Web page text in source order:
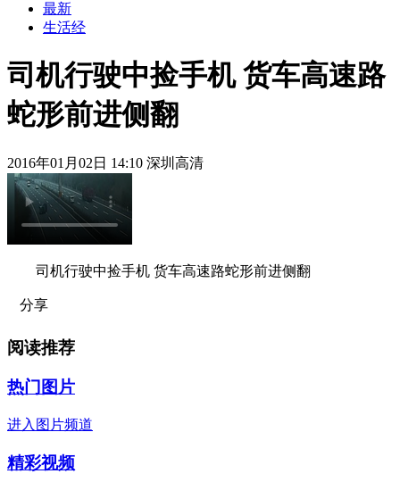
最新
生活经
司机行驶中捡手机 货车高速路
蛇形前进侧翻
2016年01月02日 14:10 深圳高清
司机行驶中捡手机 货车高速路蛇形前进侧翻
分享
阅读推荐
热门图片
进入图片频道
精彩视频